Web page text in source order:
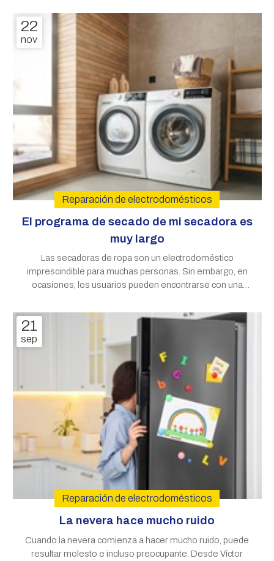
nos visitan en busca de soluciones, así que en este
artículo le contamos por
22
nov
El programa de secado de mi secadora es
muy largo
Reparación de electrodomésticos
Las secadoras de ropa son un electrodoméstico
imprescindible para muchas personas. Sin embargo, en
ocasiones, los usuarios pueden encontrarse con una
prolongarse más allá de lo razonable. ¿A qué puede
21
sep
La nevera hace mucho ruido
Reparación de electrodomésticos
Cuando la nevera comienza a hacer mucho ruido, puede
resultar molesto e incluso preocupante. Desde Víctor